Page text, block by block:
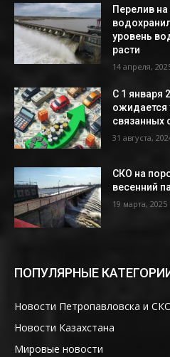
Перелив
уровень
расти
14 апреля,
С 1 января
ожидается
связанных
31 августа,
СКО на
весенний
19 марта, 2025
ПОПУЛЯРНЫЕ
Новости Петропавловска и
Новости Казахстана
Мировые новости